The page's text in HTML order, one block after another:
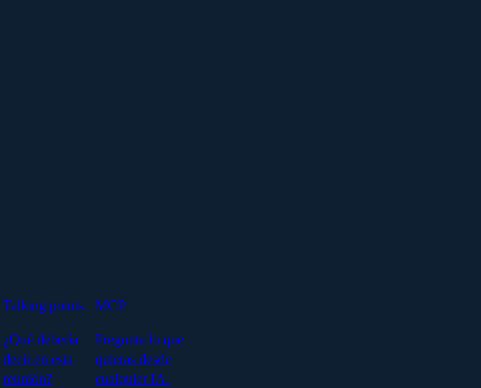
Talking points
¿Qué debería
decir en esta
reunión?
MCP
Pregunta lo que
quieras desde
cualquier IA.